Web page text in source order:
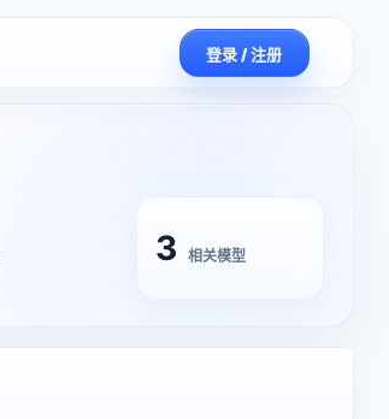
登录 / 注册
3 相关模型